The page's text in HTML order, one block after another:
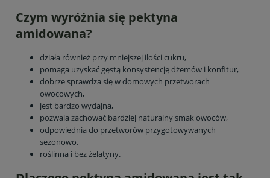
Czym wyróżnia się pektyna
amidowana?
działa również przy mniejszej ilości cukru,
pomaga uzyskać gęstą konsystencję dżemów i konfitur,
dobrze sprawdza się w domowych przetworach
owocowych,
jest bardzo wydajna,
pozwala zachować bardziej naturalny smak owoców,
odpowiednia do przetworów przygotowywanych
sezonowo,
roślinna i bez żelatyny.